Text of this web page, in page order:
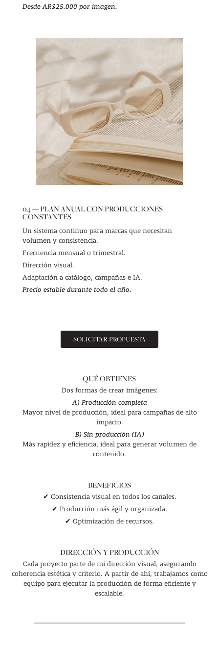
Desde AR$25.000 por imagen.
04 — PLAN ANUAL CON PRODUCCIONES
CONSTANTES
Un sistema continuo para marcas que necesitan
volumen y consistencia.
Frecuencia mensual o trimestral.
Dirección visual.
Adaptación a catálogo, campañas e IA.
Precio estable durante todo el año.
SOLICITAR PROPUESTA
QUÉ OBTIENES
Dos formas de crear imágenes:
A) Producción completa
Mayor nivel de producción, ideal para campañas de alto
impacto.
B) Sin producción (IA)
Más rapidez y eficiencia, ideal para generar volumen de
contenido.
BENEFICIOS
✔ Consistencia visual en todos los canales.
✔ Producción más ágil y organizada.
✔ Optimización de recursos.
DIRECCIÓN Y PRODUCCIÓN
Cada proyecto parte de mi dirección visual, asegurando
coherencia estética y criterio. A partir de ahí, trabajamos como
equipo para ejecutar la producción de forma eficiente y
escalable.